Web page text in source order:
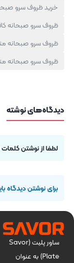
خرید ظروف سرو
ظروف سرو صبحانه
ظروف سرو صبحانه
ظروف سرو صبحانه
دیدگاه‌های نوشته
لطفا از نوشتن
برای نوشتن دیدگاه
ساور پلیت (Savor
Plate) به عنوان